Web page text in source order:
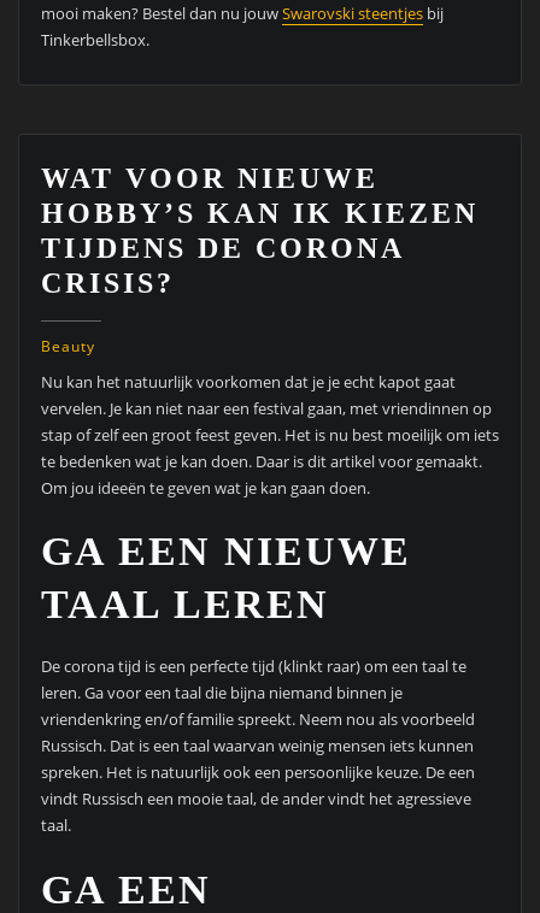
mooi maken? Bestel dan nu jouwSwarovski steentjesbij
Tinkerbellsbox.
WAT VOOR NIEUWE
HOBBY’S KAN IK KIEZEN
TIJDENS DE CORONA
CRISIS?
Beauty
Nu kan het natuurlijk voorkomen dat je je echt kapot gaat
vervelen. Je kan niet naar een festival gaan, met vriendinnen op
stap of zelf een groot feest geven. Het is nu best moeilijk om iets
te bedenken wat je kan doen. Daar is dit artikel voor gemaakt.
Om jou ideeën te geven wat je kan gaan doen.
GA EEN NIEUWE
TAAL LEREN
De corona tijd is een perfecte tijd (klinkt raar) om een taal te
leren. Ga voor een taal die bijna niemand binnen je
vriendenkring en/of familie spreekt. Neem nou als voorbeeld
Russisch. Dat is een taal waarvan weinig mensen iets kunnen
spreken. Het is natuurlijk ook een persoonlijke keuze. De een
vindt Russisch een mooie taal, de ander vindt het agressieve
taal.
GA EEN